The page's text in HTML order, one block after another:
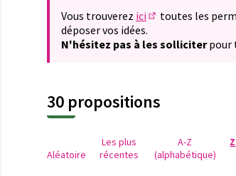
Vous trouverez ici
(S'ouvre dans un
toutes les
déposer vos idées.
N'hésitez pas à les solliciterpour
30 propositions
Aléatoire
Les plus
récentes
A-Z
(alphabétique)